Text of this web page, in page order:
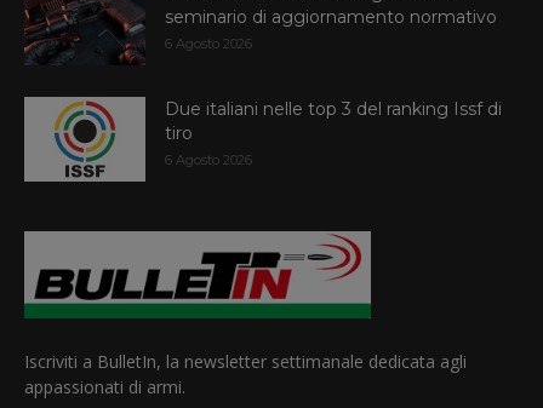
seminario di aggiornamento normativo
6 Agosto 2026
Due italiani nelle top 3 del ranking Issf di
tiro
6 Agosto 2026
Iscriviti a BulletIn, la newsletter settimanale dedicata agli
appassionati di armi.